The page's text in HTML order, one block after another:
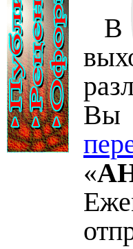
В
Вы
«